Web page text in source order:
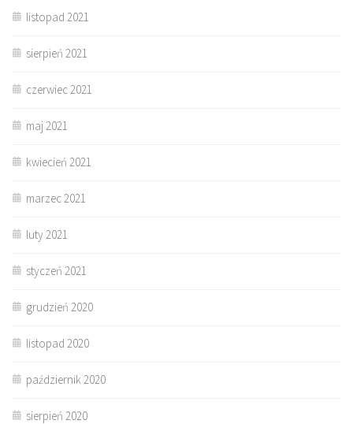
listopad 2021
sierpień 2021
czerwiec 2021
maj 2021
kwiecień 2021
marzec 2021
luty 2021
styczeń 2021
grudzień 2020
listopad 2020
październik 2020
sierpień 2020